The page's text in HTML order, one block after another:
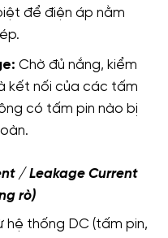
để điện áp nằm
Chờ đủ nắng, kiểm
kết nối của các tấm
có tấm pin nào bị
/ Leakage Current
rò)
hệ thống DC (tấm pin,